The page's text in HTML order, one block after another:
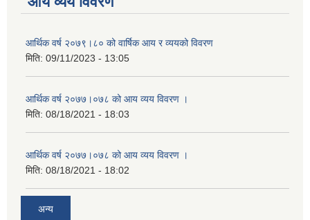
आर्थिक वर्ष २०७९।८० को वार्षिक आय र व्ययको विवरण
मिति: 09/11/2023 - 13:05
आर्थिक वर्ष २०७७।०७८ को आय व्यय विवरण ।
मिति: 08/18/2021 - 18:03
आर्थिक वर्ष २०७७।०७८ को आय व्यय विवरण ।
मिति: 08/18/2021 - 18:02
अन्य